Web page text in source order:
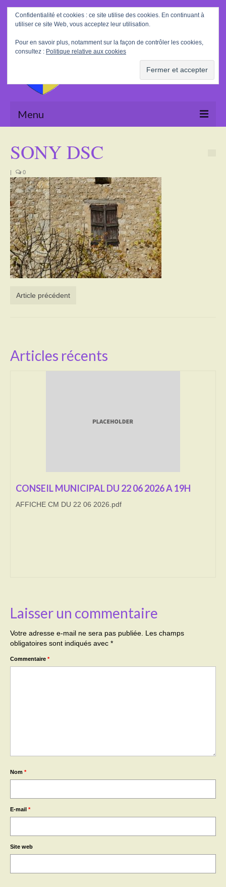
Rechercher
:
Menu
La Mairie
Le village
Tourisme
Actualités
Activités
Poésie
CONSEILLER NUMERIQUE
Cimetière
SONY DSC
| 0
Article précédent
Articles récents
CONSEIL MUNICIPAL DU 22 06 2026 A 19H
AFFICHE CM DU 22 06 2026.pdf
Laisser un commentaire
Votre adresse e-mail ne sera pas publiée. Les champs
obligatoires sont indiqués avec *
Commentaire *
Nom *
E-mail *
Site web
Confidentialité et cookies : ce site utilise des cookies. En continuant à
utiliser ce site Web, vous acceptez leur utilisation.
Pour en savoir plus, notamment sur la façon de contrôler les cookies,
consultez : Politique relative aux cookies